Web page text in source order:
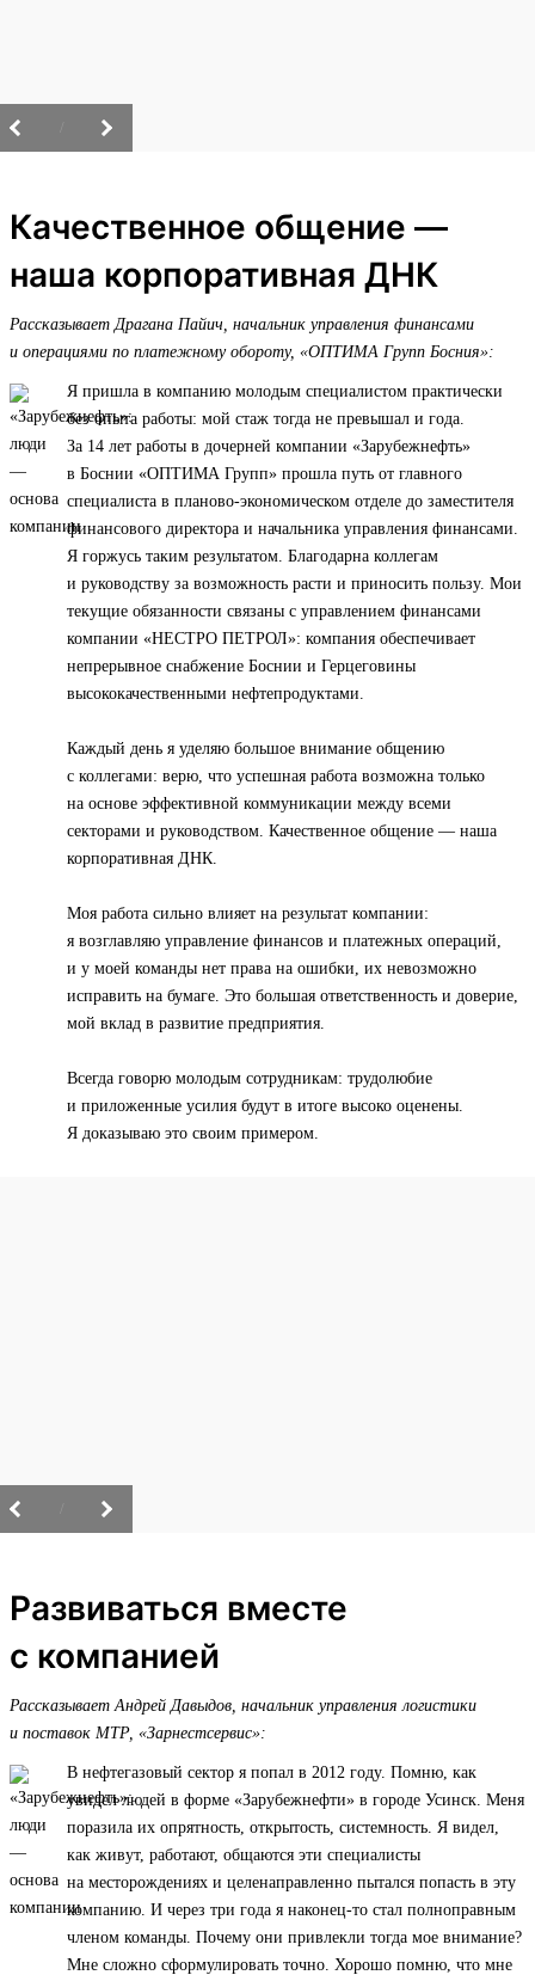
Качественное общение —
наша корпоративная ДНК
Рассказывает Драгана Пайич, начальник управления финансами
и операциями по платежному обороту, «ОПТИМА Групп Босния»:
Я пришла в компанию молодым специалистом практически
без опыта работы: мой стаж тогда не превышал и года.
За 14 лет работы в дочерней компании «Зарубежнефть»
в Боснии «ОПТИМА Групп» прошла путь от главного
специалиста в планово-экономическом отделе до заместителя
финансового директора и начальника управления финансами.
Я горжусь таким результатом. Благодарна коллегам
и руководству за возможность расти и приносить пользу. Мои
текущие обязанности связаны с управлением финансами
компании «НЕСТРО ПЕТРОЛ»: компания обеспечивает
непрерывное снабжение Боснии и Герцеговины
высококачественными нефтепродуктами.
Каждый день я уделяю большое внимание общению
с коллегами: верю, что успешная работа возможна только
на основе эффективной коммуникации между всеми
секторами и руководством. Качественное общение — наша
корпоративная ДНК.
Моя работа сильно влияет на результат компании:
я возглавляю управление финансов и платежных операций,
и у моей команды нет права на ошибки, их невозможно
исправить на бумаге. Это большая ответственность и доверие,
мой вклад в развитие предприятия.
Всегда говорю молодым сотрудникам: трудолюбие
и приложенные усилия будут в итоге высоко оценены.
Я доказываю это своим примером.
Развиваться вместе
с компанией
Рассказывает Андрей Давыдов, начальник управления логистики
и поставок МТР, «Зарнестсервис»:
В нефтегазовый сектор я попал в 2012 году. Помню, как
увидел людей в форме «Зарубежнефти» в городе Усинск. Меня
поразила их опрятность, открытость, системность. Я видел,
как живут, работают, общаются эти специалисты
на месторождениях и целенаправленно пытался попасть в эту
компанию. И через три года я наконец-то стал полноправным
членом команды. Почему они привлекли тогда мое внимание?
Мне сложно сформулировать точно. Хорошо помню, что мне